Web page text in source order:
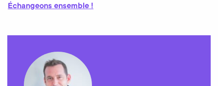
Échangeons ensemble !